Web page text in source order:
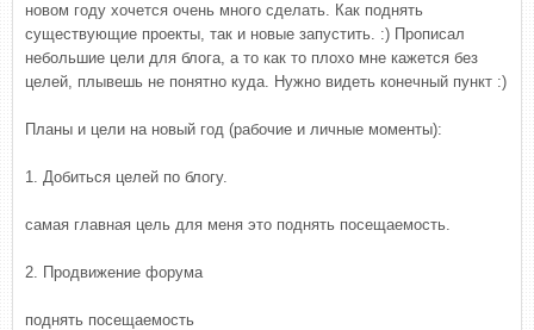
новом году хочется очень много сделать. Как поднять
существующие проекты, так и новые запустить. :) Прописал
небольшие цели для блога, а то как то плохо мне кажется без
целей, плывешь не понятно куда. Нужно видеть конечный пункт :)
Планы и цели на новый год (рабочие и личные моменты):
1. Добиться целей по блогу.
самая главная цель для меня это поднять посещаемость.
2. Продвижение форума
поднять посещаемость